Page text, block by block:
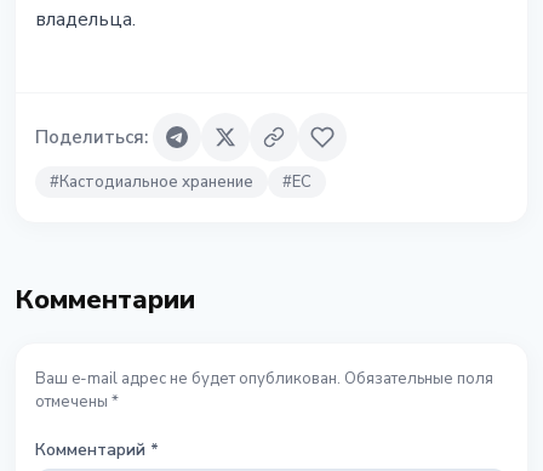
владельца.
Поделиться:
#Кастодиальное хранение #ЕС
Комментарии
Ваш e-mail адрес не будет опубликован. Обязательные поля
отмечены *
Комментарий *